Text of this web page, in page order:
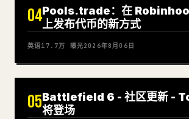
04Pools.trade：在
上发布代币的新方式
英语17.7万 曝光2026年8月06日
05Battlefield 6 - 社区更新 -
将登场